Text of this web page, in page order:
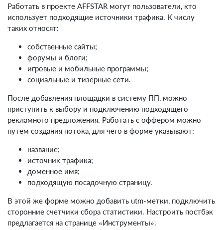
Работать в проекте AFFSTAR могут пользователи, кто
использует подходящие источники трафика. К числу
таких относят:
собственные сайты;
форумы и блоги;
игровые и мобильные программы;
социальные и тизерные сети.
После добавления площадки в систему ПП, можно
приступить к выбору и подключению подходящего
рекламного предложения. Работать с оффером можно
путем создания потока, для чего в форме указывают:
название;
источник трафика;
доменное имя;
подходящую посадочную страницу.
В этой же форме можно добавить utm-метки, подключить
сторонние счетчики сбора статистики. Настроить постбэк
предлагается на странице «Инструменты».